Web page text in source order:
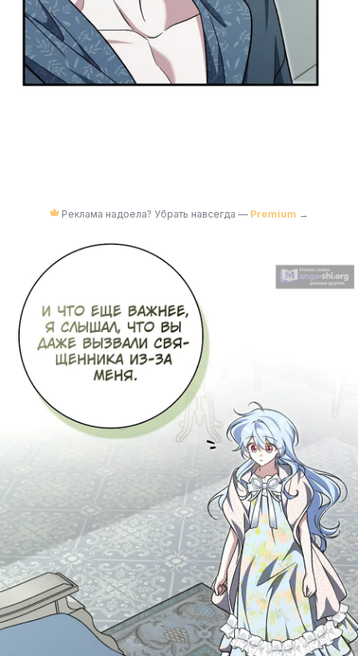
Реклама надоела? Убрать навсегда — Premium →